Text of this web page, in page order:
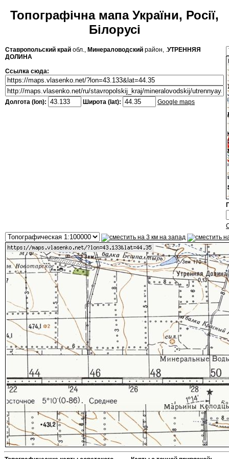
Топографічна мапа України, Росії,
Білорусі
Ставропольский край обл., Минераловодский район, .УТРЕННЯЯ
ДОЛИНА
Ссылка сюда:
Долгота (lon): Широта (lat): Google maps